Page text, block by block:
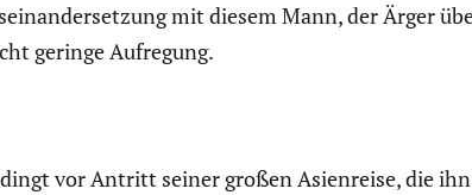
mit diesem Mann, der Ärger
geringe Aufregung.
vor Antritt seiner großen Asien­reise, die